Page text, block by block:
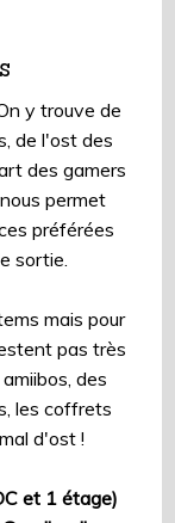
y trouve de
de l'ost des
des gamers
permet
préférées
sortie.
mais pour
pas très
des
les coffrets
d'ost !
et 1 étage)